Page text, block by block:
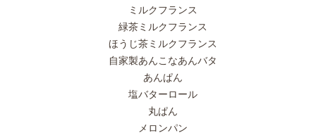
ミルクフランス
緑茶ミルクフランス
ほうじ茶ミルクフランス
自家製あんこなあんバタ
あんぱん
塩バターロール
丸ぱん
メロンパン